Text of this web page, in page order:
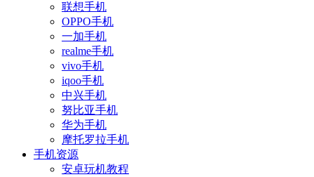
联想手机
OPPO手机
一加手机
realme手机
vivo手机
iqoo手机
中兴手机
努比亚手机
华为手机
摩托罗拉手机
手机资源
安卓玩机教程